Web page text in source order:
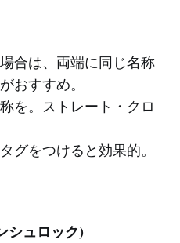
合は、両端に同じ名称
おすすめ。
を。ストレート・クロ
グをつけると効果的。
シュロック)